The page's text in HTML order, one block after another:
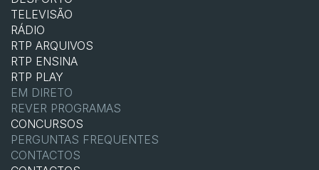
TELEVISÃO
RÁDIO
RTP ARQUIVOS
RTP ENSINA
RTP PLAY
EM DIRETO
REVER PROGRAMAS
CONCURSOS
PERGUNTAS FREQUENTES
CONTACTOS